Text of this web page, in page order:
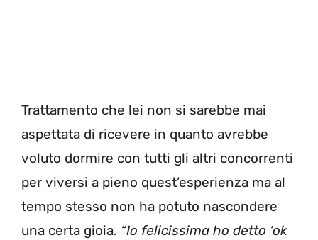
Trattamento che lei non si sarebbe mai
aspettata di ricevere in quanto avrebbe
voluto dormire con tutti gli altri concorrenti
per viversi a pieno quest’esperienza ma al
tempo stesso non ha potuto nascondere
una certa gioia. “Io felicissima ho detto ‘ok